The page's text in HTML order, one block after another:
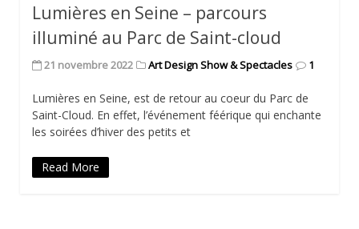
Lumières en Seine – parcours
illuminé au Parc de Saint-cloud
21 novembre 2022 Art Design Show & Spectacles 1
Lumières en Seine, est de retour au coeur du Parc de
Saint-Cloud. En effet, l’événement féérique qui enchante
les soirées d’hiver des petits et
Read More